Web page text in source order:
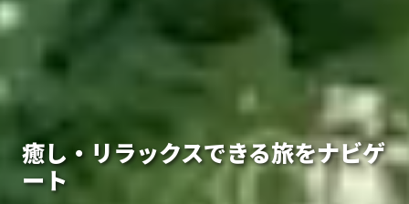
癒し・リラックスできる旅をナビゲ
ート